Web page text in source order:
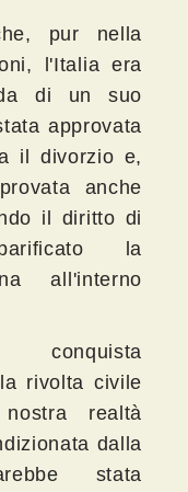
pur nella
l'Italia era
di un suo
approvata
il divorzio e,
anche
il diritto di
la
all'interno
rivolta civile
realtà
dalla
stata